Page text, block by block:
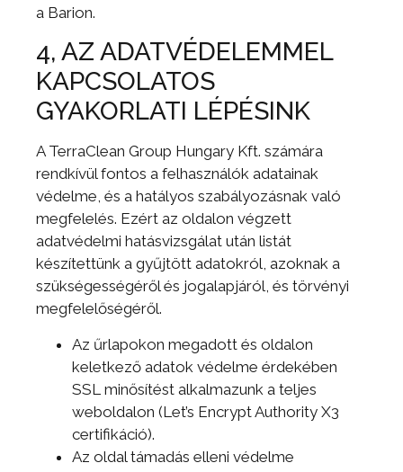
a Barion.
4, AZ ADATVÉDELEMMEL
KAPCSOLATOS
GYAKORLATI LÉPÉSINK
A TerraClean Group Hungary Kft. számára
rendkívül fontos a felhasználók adatainak
védelme, és a hatályos szabályozásnak való
megfelelés. Ezért az oldalon végzett
adatvédelmi hatásvizsgálat után listát
készítettünk a gyűjtött adatokról, azoknak a
szükségességéről és jogalapjáról, és törvényi
megfelelőségéről.
Az űrlapokon megadott és oldalon
keletkező adatok védelme érdekében
SSL minősítést alkalmazunk a teljes
weboldalon (Let’s Encrypt Authority X3
certifikáció).
Az oldal támadás elleni védelme